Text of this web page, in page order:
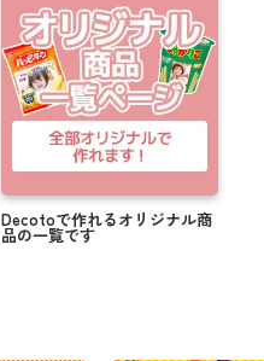
Decotoで作れるオリジナル商
品の一覧です